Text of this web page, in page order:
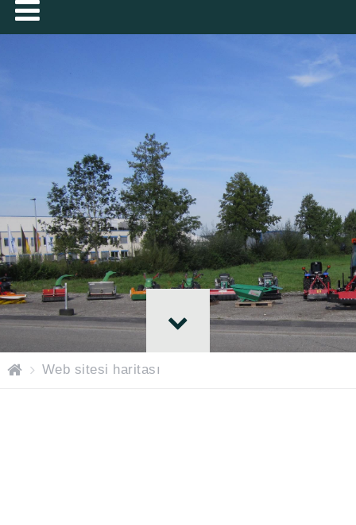
SLOVENSKÁ
SLOVENSKI
EESTI
LIETUVIŲ
LATVIEŠU
H
Web sitesi haritası